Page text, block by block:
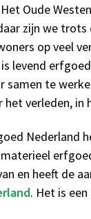
Oude
zijn we trots
op veel
levend
te
verleden,
Nederland
en heeft de
. Het is